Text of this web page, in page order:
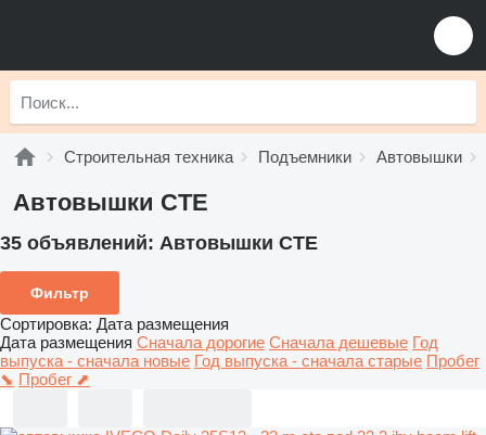
Строительная техника Подъемники Автовышки
Автовышки CTE
35 объявлений: Автовышки CTE
Фильтр
Сортировка: Дата размещения
Дата размещения Сначала дорогие Сначала дешевые Год
выпуска - сначала новые Год выпуска - сначала старые Пробег
⬊ Пробег ⬈